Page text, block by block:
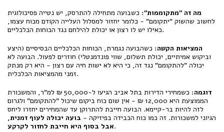
מה זה "מתקוממות": כשבועה מתחילה להתרסק, יש נטייה פסיכולוגית
לחשוב שהשוק "יתקומם" - כלומר יחזור למסלול העלייה הקודם מכוח עצמו,
כאילו יש לו רצון או יכולת להילחם נגד הכוחות הכלכליים.
המציאות הקשה: כשהבועה נגמרת, הכוחות הכלכליים הבסיסיים (היצע
וביקוש אמיתיים, יכולת תשלום, שווי פונדמנטלי) חוזרים לפעול. הבועה לא
יכולה "להתקומם" נגד זה, כי היא לא ישות חיה עם רצון - היא רק מנתק
זמני מהמציאות הכלכלית.
דוגמה:
כשמחירי הדירות בתל אביב הגיעו ל-50,000 ₪ למ"ר, והמשכורת
הממוצעת היא 12,000 ₪ - אין שום כוח ביקום שיכול "להתקומם" ולגרום
לזה להיות בר-קיימא. הבועה חייבת להתרוקן עד שהמחירים יחזרו ליחס
הגיוני למשכורות. זה כמו כוח הכבידה בפיזיקה - בועה יכולה לעוף זמנית,
אבל בסוף היא חייבת לחזור לקרקע.